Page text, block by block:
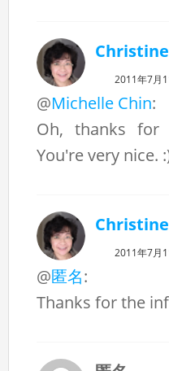
2011年7月
@Michelle Chin:
Oh, thanks for
You're very nice.
2011年7月
@匿名:
Thanks for the